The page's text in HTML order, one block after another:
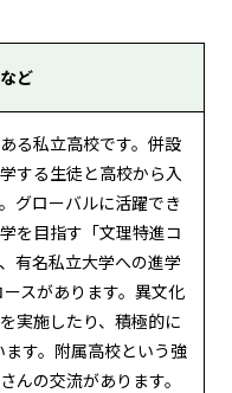
ど
る私立高校です。併設
する生徒と高校から入
グローバルに活躍でき
を目指す「文理特進コ
有名私立大学への進学
スがあります。異文化
実施したり、積極的に
す。附属高校という強
んの交流があります。